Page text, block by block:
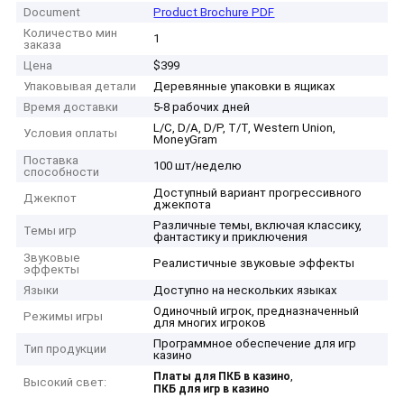
Document
Product Brochure PDF
Количество мин
заказа
1
Цена
$399
Упаковывая детали
Деревянные упаковки в ящиках
Время доставки
5-8 рабочих дней
Условия оплаты
L/C, D/A, D/P, T/T, Western Union,
MoneyGram
Поставка
способности
100 шт/неделю
Джекпот
Доступный вариант прогрессивного
джекпота
Темы игр
Различные темы, включая классику,
фантастику и приключения
Звуковые
эффекты
Реалистичные звуковые эффекты
Языки
Доступно на нескольких языках
Режимы игры
Одиночный игрок, предназначенный
для многих игроков
Тип продукции
Программное обеспечение для игр
казино
Высокий свет:
Платы для ПКБ в казино,
ПКБ для игр в казино